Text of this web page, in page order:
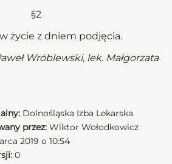
§2
życie z dniem podjęcia.
Wróblewski, lek. Małgorzata
Dolnośląska Izba Lekarska
przez: Wiktor Wołodkowicz
2019 o 10:54
0